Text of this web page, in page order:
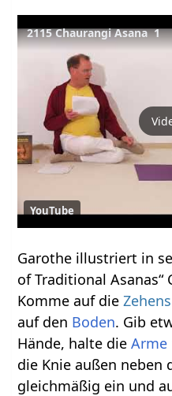
2115 Chaurangi Asana 1
YouTube
Garothe illustriert in
of Traditional
Komme auf die
auf den Boden. Gib
Hände, halte dieArme
die Knie außen neben
gleichmäßig ein und